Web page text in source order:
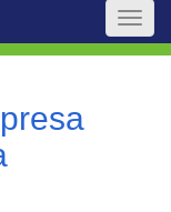
Toggle